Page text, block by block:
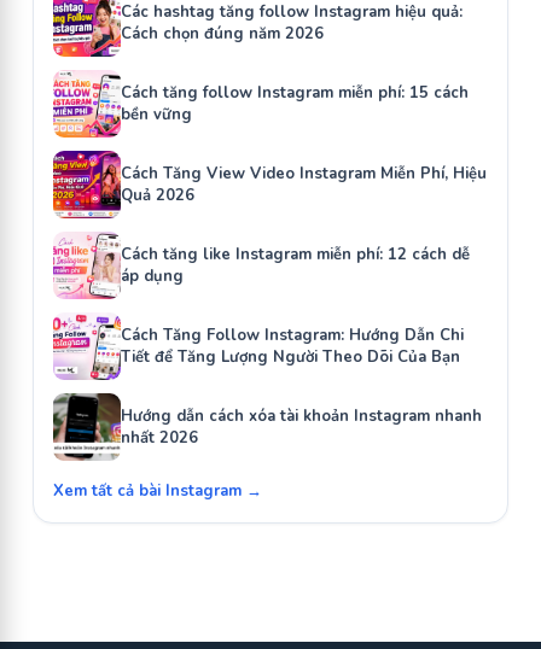
Các hashtag tăng follow Instagram hiệu quả:
Cách chọn đúng năm 2026
Cách tăng follow Instagram miễn phí: 15 cách
bền vững
Cách Tăng View Video Instagram Miễn Phí, Hiệu
Quả 2026
Cách tăng like Instagram miễn phí: 12 cách dễ
áp dụng
Cách Tăng Follow Instagram: Hướng Dẫn Chi
Tiết để Tăng Lượng Người Theo Dõi Của Bạn
Hướng dẫn cách xóa tài khoản Instagram nhanh
nhất 2026
Xem tất cả bài Instagram →